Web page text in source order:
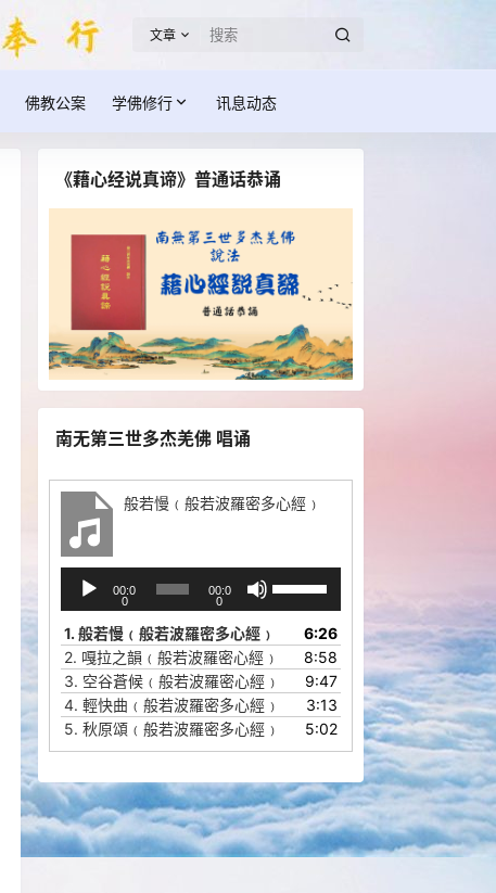
文章
佛教公案 学佛修行 讯息动态
《藉心经说真谛》普通话恭诵
南无第三世多杰羌佛 唱诵
般若慢﹙般若波羅密多心經﹚
播
放
器
00:0
0
00:0
0
/
下
箭
头
键
增
高
或
降
1. 般若慢﹙般若波羅密多心經﹚
6:26
2. 嘎拉之韻﹙般若波羅密心經﹚
8:58
3. 空谷蒼候﹙般若波羅密心經﹚
9:47
4. 輕快曲﹙般若波羅密多心經﹚
3:13
5. 秋原頌﹙般若波羅密多心經﹚ 5:02